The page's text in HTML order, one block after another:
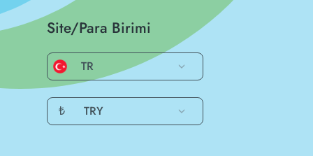
Site/Para Birimi
TR
₺ TRY